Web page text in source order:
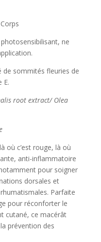
ne
sommités fleuries de
E.
root extract/ Olea
où c’est rouge, là où
anti-inflammatoire
pour soigner
dorsales et
Parfaite
pour réconforter le
cutané, ce macérât
prévention des